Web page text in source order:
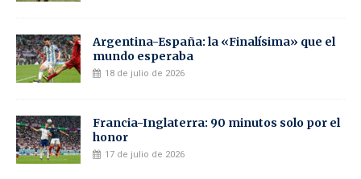
Argentina-España: la «Finalísima» que el
mundo esperaba
18 de julio de 2026
Francia-Inglaterra: 90 minutos solo por el
honor
17 de julio de 2026